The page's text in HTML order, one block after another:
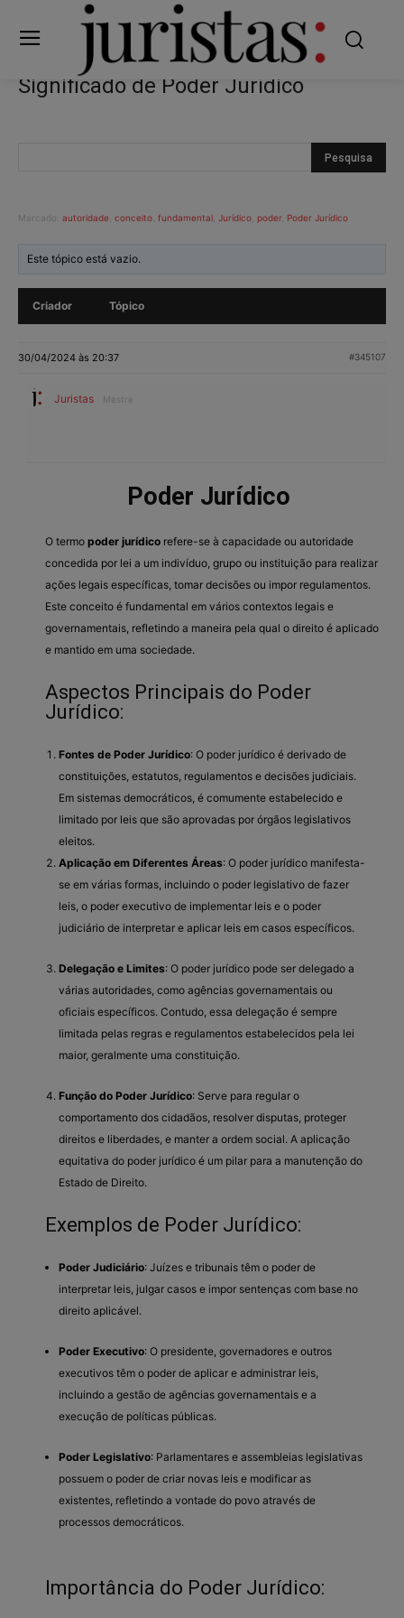
Significado de Poder Jurídico
Marcado: autoridade conceito fundamental Jurídico poder, Poder Jurídico
Este tópico está vazio.
Criador Tópico
30/04/2024 às 20:37 #345107
Juristas Mestre
Poder Jurídico
O termo poder jurídico refere-se à capacidade ou autoridade
concedida por lei a um indivíduo, grupo ou instituição para realizar
ações legais específicas, tomar decisões ou impor regulamentos.
Este conceito é fundamental em vários contextos legais e
governamentais, refletindo a maneira pela qual o direito é aplicado
e mantido em uma sociedade.
Aspectos Principais do Poder
Jurídico:
Fontes de Poder Jurídico: O poder jurídico é derivado de
constituições, estatutos, regulamentos e decisões judiciais.
Em sistemas democráticos, é comumente estabelecido e
limitado por leis que são aprovadas por órgãos legislativos
eleitos.
Aplicação em Diferentes Áreas: O poder jurídico manifesta-
se em várias formas, incluindo o poder legislativo de fazer
leis, o poder executivo de implementar leis e o poder
judiciário de interpretar e aplicar leis em casos específicos.
Delegação e Limites: O poder jurídico pode ser delegado a
várias autoridades, como agências governamentais ou
oficiais específicos. Contudo, essa delegação é sempre
limitada pelas regras e regulamentos estabelecidos pela lei
maior, geralmente uma constituição.
Função do Poder Jurídico: Serve para regular o
comportamento dos cidadãos, resolver disputas, proteger
direitos e liberdades, e manter a ordem social. A aplicação
equitativa do poder jurídico é um pilar para a manutenção do
Estado de Direito.
Exemplos de Poder Jurídico:
Poder Judiciário: Juízes e tribunais têm o poder de
interpretar leis, julgar casos e impor sentenças com base no
direito aplicável.
Poder Executivo: O presidente, governadores e outros
executivos têm o poder de aplicar e administrar leis,
incluindo a gestão de agências governamentais e a
execução de políticas públicas.
Poder Legislativo: Parlamentares e assembleias legislativas
possuem o poder de criar novas leis e modificar as
existentes, refletindo a vontade do povo através de
processos democráticos.
Importância do Poder Jurídico: